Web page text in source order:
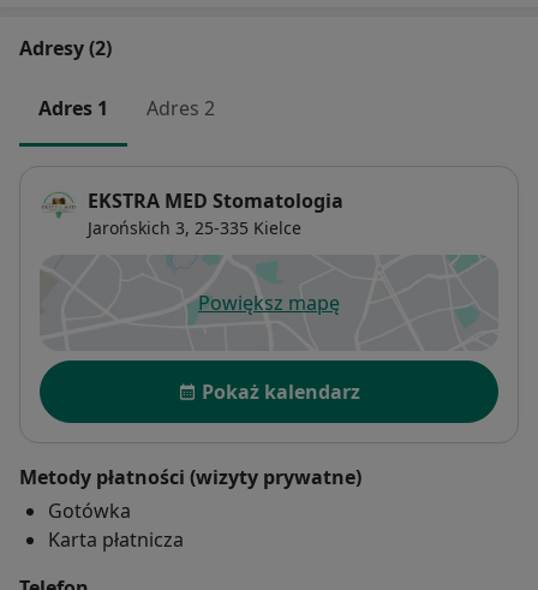
Adresy (2)
Adres 1 Adres 2
EKSTRA MED Stomatologia
Jarońskich 3, 25-335 Kielce
Powiększ mapęotwiera się w nowej karcie
Dostępność
Pokaż kalendarz
Metody płatności (wizyty prywatne)
Gotówka
Karta płatnicza